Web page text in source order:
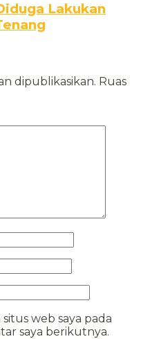
Lakukan
dipublikasikan. Ruas
web saya pada
saya berikutnya.